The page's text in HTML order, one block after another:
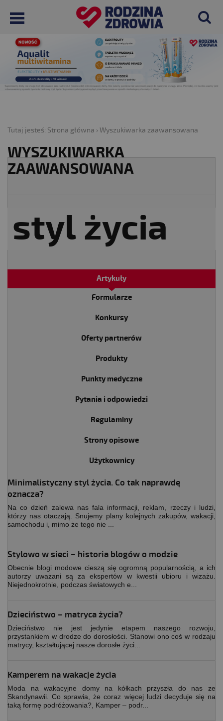
Tutaj jesteś: Strona główna › Wyszukiwarka zaawansowana
WYSZUKIWARKA
ZAAWANSOWANA
Artykuły
Formularze
Konkursy
Oferty partnerów
Produkty
Punkty medyczne
Pytania i odpowiedzi
Regulaminy
Strony opisowe
Użytkownicy
Minimalistyczny styl życia. Co tak naprawdę
oznacza?
Na co dzień zalewa nas fala informacji, reklam, rzeczy i ludzi,
którzy nas otaczają. Snujemy plany kolejnych zakupów, wakacji,
samochodu i, mimo że tego nie ...
Stylowo w sieci – historia blogów o modzie
Obecnie blogi modowe cieszą się ogromną popularnością, a ich
autorzy uważani są za ekspertów w kwestii ubioru i wizażu.
Niejednokrotnie, podczas światowych e...
Dzieciństwo – matryca życia?
Dzieciństwo nie jest jedynie etapem naszego rozwoju,
przystankiem w drodze do dorosłości. Stanowi ono coś w rodzaju
matrycy, kształtującej nasze dorosłe życi...
Kamperem na wakacje życia
Moda na wakacyjne domy na kółkach przyszła do nas ze
Skandynawii. Co sprawia, że coraz więcej ludzi decyduje się na
taką formę podróżowania?, Kamper – podr...